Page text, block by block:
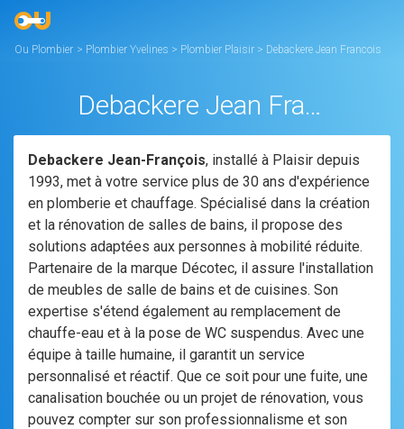
Ou Plombier > Plombier Yvelines > Plombier Plaisir > Debackere Jean Francois
Debackere Jean Francois
Debackere Jean-François, installé à Plaisir depuis
1993, met à votre service plus de 30 ans d'expérience
en plomberie et chauffage. Spécialisé dans la création
et la rénovation de salles de bains, il propose des
solutions adaptées aux personnes à mobilité réduite.
Partenaire de la marque Décotec, il assure l'installation
de meubles de salle de bains et de cuisines. Son
expertise s'étend également au remplacement de
chauffe-eau et à la pose de WC suspendus. Avec une
équipe à taille humaine, il garantit un service
personnalisé et réactif. Que ce soit pour une fuite, une
canalisation bouchée ou un projet de rénovation, vous
pouvez compter sur son professionnalisme et son